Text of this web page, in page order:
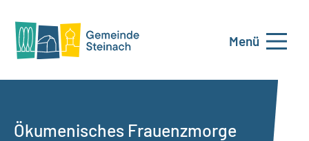
Menü
Ökumenisches Frauenzmorge